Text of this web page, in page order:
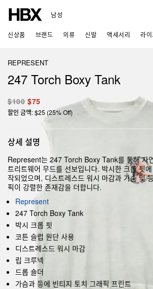
남성
신상품 브랜드 의류 신발 액세서리 라
REPRESENT
247 Torch Boxy Tank
$100 $75
할인 금액: $25 (25% Off)
상세 설명
Represent는 247 Torch Boxy Tank를 통해 자
트리트웨어 무드를 선보입니다. 박시한 크롭 핏
작되었으며, 디스트레스드 워시 마감과 가슴 및
픽이 강렬한 존재감을 더합니다.
Represent
247 Torch Boxy Tank
박시 크롭 핏
코튼 슬럽 원단 사용
디스트레스드 워시 마감
립 크루넥
드롭 숄더
가슴과 등에 빈티지 토치 그래픽 프린트